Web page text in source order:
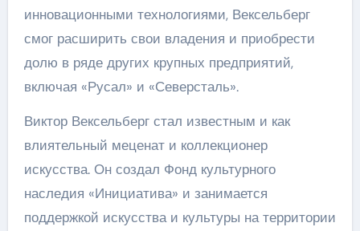
инновационными технологиями, Вексельберг
смог расширить свои владения и приобрести
долю в ряде других крупных предприятий,
включая «Русал» и «Северсталь».
Виктор Вексельберг стал известным и как
влиятельный меценат и коллекционер
искусства. Он создал Фонд культурного
наследия «Инициатива» и занимается
поддержкой искусства и культуры на территории